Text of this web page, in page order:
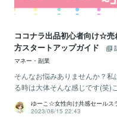
ココナラ出品初心者向け☆
方スタートアップガイド
マネー・副業
そんなお悩みありませんか？
る時は大体そんな感じです(笑)
ゆーこ☆女性向け共感セールス
2023/08/15 22:43